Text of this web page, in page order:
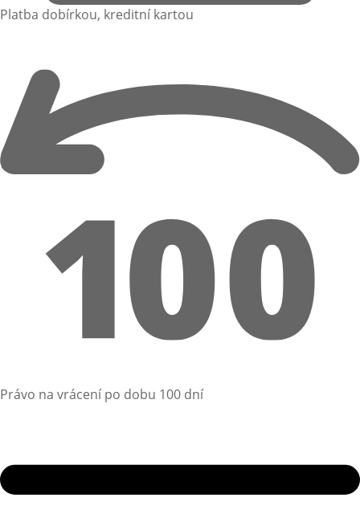
Platba dobírkou, kreditní kartou
Právo na vrácení po dobu 100 dní